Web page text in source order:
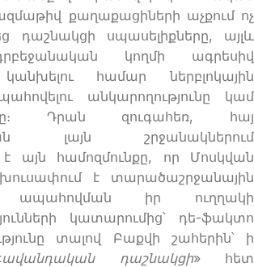
քաղաքացիների աչքում ոչ
դաշնակցի սպասելիքները, այլև
կողմի ագրեսիվ
կանխելու համար ներբլոկային
անկարողությունը կամ
Դրան զուգահեռ, հայ
լայն շրջանակներում
այն համոզմունքը, որ Մոսկվան
է տարածաշրջանային
ապահովման իր ուղղակի
կատարումից՝ դե-ֆակտո
տալով Բաքվի շահերին՝ ի
ավանդական դաշնակցի» հետ